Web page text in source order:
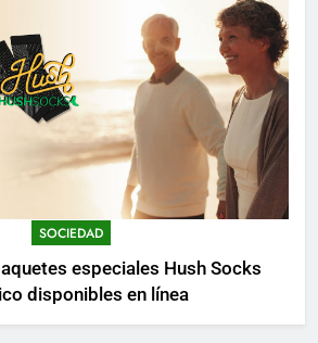
SOCIEDAD
especiales Hush Socks
disponibles en línea